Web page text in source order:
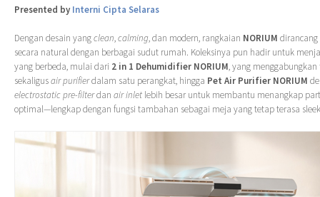
Presented by Interni Cipta Selaras
Dengan desain yangclean,calming, dan modern, rangkaian NORIUM
secara natural dengan berbagai sudut rumah. Koleksinya pun hadir untuk
yang berbeda, mulai dari 2 in 1 Dehumidifier NORIUM, yang
sekaligusair purifierdalam satu perangkat, hingga Pet Air Purifier NORIUM
electrostatic pre-filterdan air inlet lebih besar untuk membantu menangkap
optimal—lengkap dengan fungsi tambahan sebagai meja yang tetap terasa